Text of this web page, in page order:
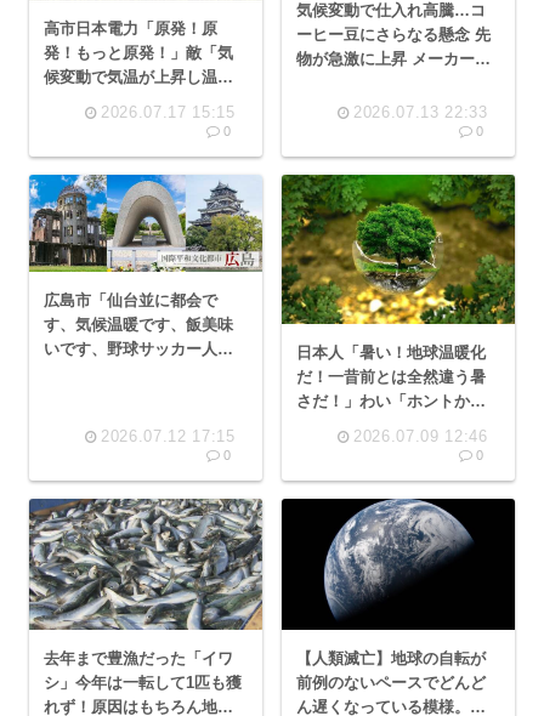
高市日本電力「原発！原
発！もっと原発！」敵「気
候変動で気温が上昇し温度
ン回せません。メガソーラ
2026.07.17 15:15
0
気候変動で仕入れ高騰…コ
ーヒー豆にさらなる懸念 先
物が急激に上昇 メーカー
2026.07.13 22:33
0
広島市「仙台並に都会で
す、気候温暖です、飯美味
いです、野球サッカー人気
2026.07.12 17:15
0
日本人「暑い！地球温暖化
だ！一昔前とは全然違う暑
さだ！」わい「ホントかな
2026.07.09 12:46
0
去年まで豊漁だった「イワ
シ」今年は一転して1匹も獲
れず！原因はもちろん地球
【人類滅亡】地球の自転が
前例のないペースでどんど
ん遅くなっている模様。原